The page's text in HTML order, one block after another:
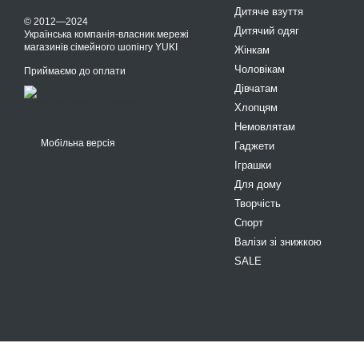
© 2012—2024
Українська компанія-власник мережі
магазинів сімейного шопінгу YUKI
Приймаємо до оплати
Мобільна версія
Дитяче взуття
Дитячий одяг
Жінкам
Чоловікам
Дівчатам
Хлопцям
Немовлятам
Гаджети
Іграшки
Для дому
Творчість
Спорт
Валізи зі знижкою
SALE